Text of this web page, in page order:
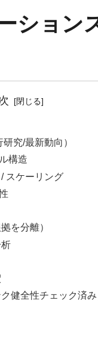
ション
究/最新動向）
構造
スケーリング
を分離）
健全性チェック済み